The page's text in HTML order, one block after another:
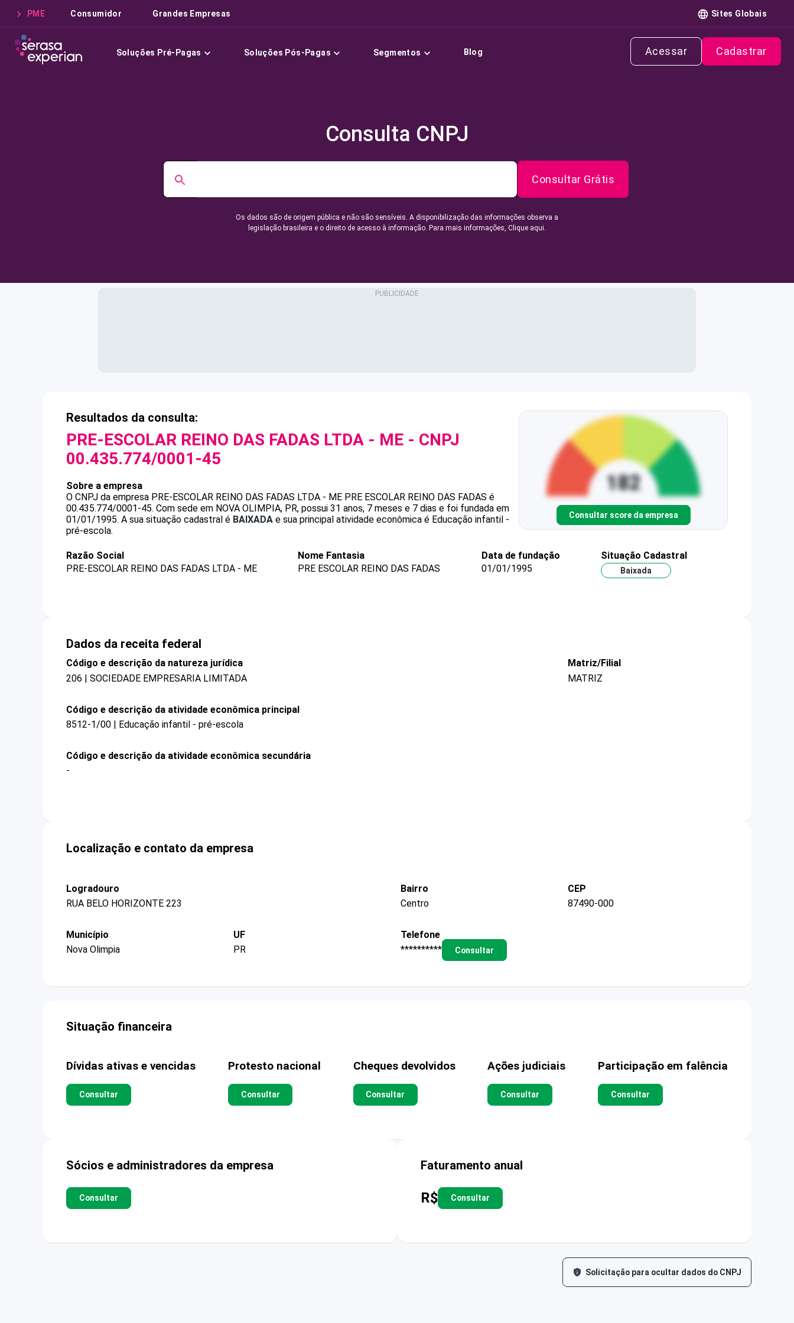
PME Consumidor Grandes Empresas Sites Globais
Soluções Pré-Pagas Soluções Pós-Pagas Segmentos Blog Acessar Cadastrar
Consulta CNPJ
Consultar Grátis
Os dados são de origem pública e não são sensíveis. A disponibilização das informações observa a
legislação brasileira e o direito de acesso à informação. Para mais informações, Clique aqui.
Resultados da consulta:
PRE-ESCOLAR REINO DAS FADAS LTDA - ME - CNPJ
00.435.774/0001-45
Sobre a empresa
O CNPJ da empresa PRE-ESCOLAR REINO DAS FADAS LTDA - ME PRE ESCOLAR REINO DAS FADAS é
00.435.774/0001-45. Com sede em NOVA OLIMPIA, PR, possui 31 anos, 7 meses e 7 dias e foi fundada em
01/01/1995. A sua situação cadastral é BAIXADA e sua principal atividade econômica é Educação infantil -
pré-escola.
Consultar score da empresa
Razão Social
PRE-ESCOLAR REINO DAS FADAS LTDA - ME
Nome Fantasia
PRE ESCOLAR REINO DAS FADAS
Data de fundação
01/01/1995
Situação Cadastral
Baixada
Dados da receita federal
Código e descrição da natureza jurídica
206 | SOCIEDADE EMPRESARIA LIMITADA
Matriz/Filial
MATRIZ
Código e descrição da atividade econômica principal
8512-1/00 | Educação infantil - pré-escola
Código e descrição da atividade econômica secundária
-
Localização e contato da empresa
Logradouro
RUA BELO HORIZONTE 223
Bairro
Centro
CEP
87490-000
Município
Nova Olimpia
UF
PR
Telefone
**********
Consultar
Situação financeira
Dívidas ativas e vencidas
Consultar
Protesto nacional
Consultar
Cheques devolvidos
Consultar
Ações judiciais
Consultar
Participação em falência
Consultar
Sócios e administradores da empresa
Consultar
Faturamento anual
R$ Consultar
Solicitação para ocultar dados do CNPJ